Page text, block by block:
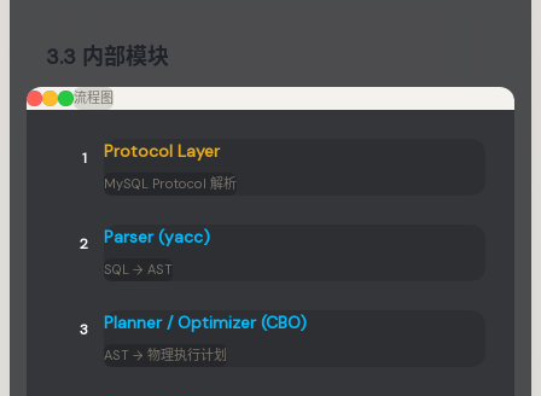
3.3 内部模块
流程图
1 Protocol Layer
MySQL Protocol 解析
2 Parser (yacc)
SQL → AST
3 Planner / Optimizer (CBO)
AST → 物理执行计划